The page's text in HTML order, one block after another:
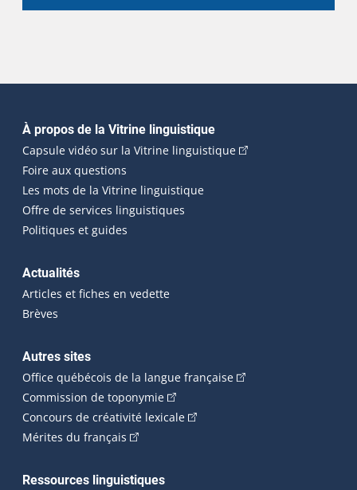
Navigation principale
À propos de la Vitrine linguistique
Capsule vidéo sur la Vitrine linguistique(Cet hyperlien
Foire aux questions
Les mots de la Vitrine linguistique
Offre de services linguistiques
Politiques et guides
Actualités
Articles et fiches en vedette
Brèves
Autres sites
Office québécois de la langue française(Cet hyperlien
Commission de toponymie(Cet hyperlien externe s'ouvrira
Concours de créativité lexicale(Cet hyperlien externe
Mérites du français (Cet hyperlien externe s'ouvrira dans une
Ressources linguistiques